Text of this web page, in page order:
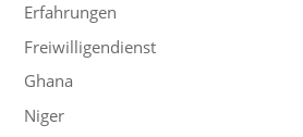
Erfahrungen
Freiwilligendienst
Ghana
Niger